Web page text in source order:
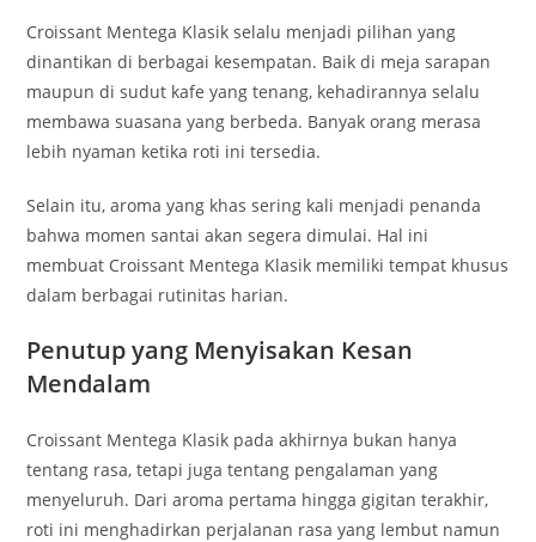
Croissant Mentega Klasik selalu menjadi pilihan yang
dinantikan di berbagai kesempatan. Baik di meja sarapan
maupun di sudut kafe yang tenang, kehadirannya selalu
membawa suasana yang berbeda. Banyak orang merasa
lebih nyaman ketika roti ini tersedia.
Selain itu, aroma yang khas sering kali menjadi penanda
bahwa momen santai akan segera dimulai. Hal ini
membuat Croissant Mentega Klasik memiliki tempat khusus
dalam berbagai rutinitas harian.
Penutup yang Menyisakan Kesan
Mendalam
Croissant Mentega Klasik pada akhirnya bukan hanya
tentang rasa, tetapi juga tentang pengalaman yang
menyeluruh. Dari aroma pertama hingga gigitan terakhir,
roti ini menghadirkan perjalanan rasa yang lembut namun